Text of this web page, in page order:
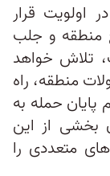
اولویت قرار
منطقه و جلب
تلاش خواهد
منطقه، راه
پایان حمله به
بخشی از این
متعددی را